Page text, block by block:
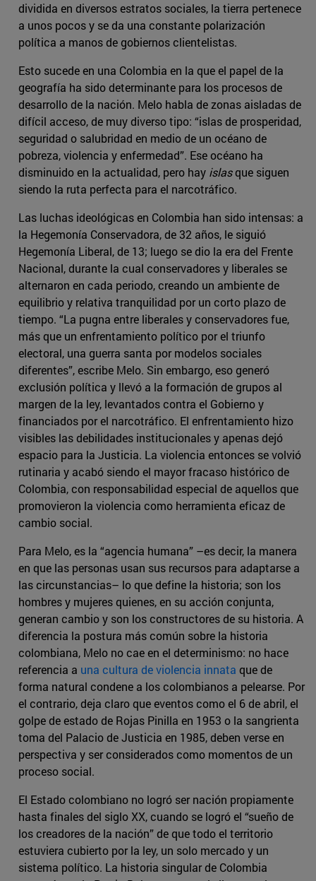
dividida en diversos estratos sociales, la tierra pertenece
a unos pocos y se da una constante polarización
política a manos de gobiernos clientelistas.
Esto sucede en una Colombia en la que el papel de la
geografía ha sido determinante para los procesos de
desarrollo de la nación. Melo habla de zonas aisladas de
difícil acceso, de muy diverso tipo: “islas de prosperidad,
seguridad o salubridad en medio de un océano de
pobreza, violencia y enfermedad”. Ese océano ha
disminuido en la actualidad, pero hay islasque siguen
siendo la ruta perfecta para el narcotráfico.
Las luchas ideológicas en Colombia han sido intensas: a
la Hegemonía Conservadora, de 32 años, le siguió
Hegemonía Liberal, de 13; luego se dio la era del Frente
Nacional, durante la cual conservadores y liberales se
alternaron en cada periodo, creando un ambiente de
equilibrio y relativa tranquilidad por un corto plazo de
tiempo. “La pugna entre liberales y conservadores fue,
más que un enfrentamiento político por el triunfo
electoral, una guerra santa por modelos sociales
diferentes”, escribe Melo. Sin embargo, eso generó
exclusión política y llevó a la formación de grupos al
margen de la ley, levantados contra el Gobierno y
financiados por el narcotráfico. El enfrentamiento hizo
visibles las debilidades institucionales y apenas dejó
espacio para la Justicia. La violencia entonces se volvió
rutinaria y acabó siendo el mayor fracaso histórico de
Colombia, con responsabilidad especial de aquellos que
promovieron la violencia como herramienta eficaz de
cambio social.
Para Melo, es la “agencia humana” –es decir, la manera
en que las personas usan sus recursos para adaptarse a
las circunstancias­– lo que define la historia; son los
hombres y mujeres quienes, en su acción conjunta,
generan cambio y son los constructores de su historia. A
diferencia la postura más común sobre la historia
colombiana, Melo no cae en el determinismo: no hace
referencia a una cultura de violencia innata que de
forma natural condene a los colombianos a pelearse. Por
el contrario, deja claro que eventos como el 6 de abril, el
golpe de estado de Rojas Pinilla en 1953 o la sangrienta
toma del Palacio de Justicia en 1985, deben verse en
perspectiva y ser considerados como momentos de un
proceso social.
El Estado colombiano no logró ser nación propiamente
hasta finales del siglo XX, cuando se logró el “sueño de
los creadores de la nación” de que todo el territorio
estuviera cubierto por la ley, un solo mercado y un
sistema político. La historia singular de Colombia